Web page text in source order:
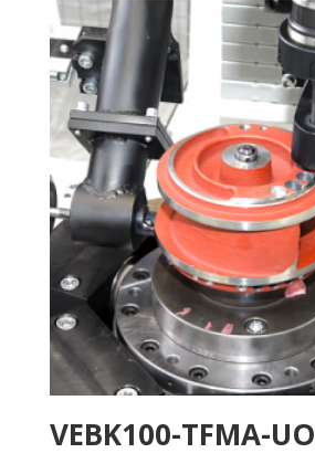
VEBK100-TFMA-UO